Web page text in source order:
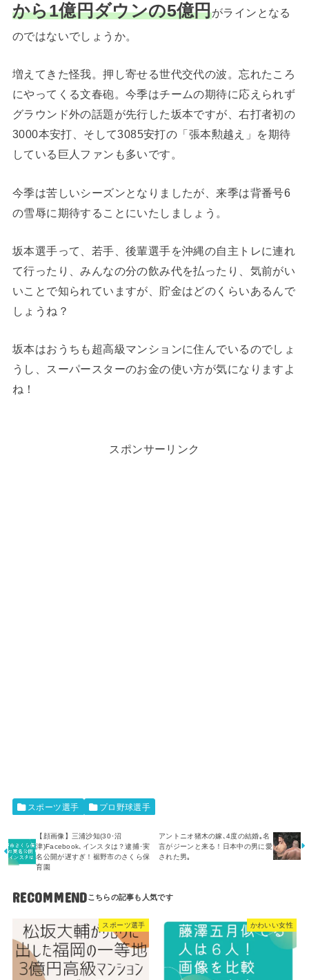
から1億円ダウンの5億円がラインとなる
のではないでしょうか。
増えてきた怪我。押し寄せる世代交代の波。忘れたころ
にやってくる文春砲。今季はチームの期待に応えられず
グラウンド外の話題が先行した坂本ですが、右打者初の
3000本安打、そして3085安打の「張本勲越え」を期待
している巨人ファンも多いです。
今季は苦しいシーズンとなりましたが、来季は背番号6
の雪辱に期待することにいたしましょう。
坂本選手って、若手、後輩選手を沖縄の自主トレに連れ
て行ったり、みんなの分の飲み代を払ったり、気前がい
いことで知られていますが、貯金はどのくらいあるんで
しょうね？
坂本はおうちも超高級マンションに住んでいるのでしょ
うし、スーパースターのお金の使い方が気になりますよ
ね！
スポンサーリンク
スポーツ選手 プロ野球選手
【顔画像】三浦沙知(30･沼
津)Facebook､インスタは？逮捕･実
名公開が遅すぎ！裾野市のさくら保
育園
アントニオ猪木の嫁､4度の結婚｡名
言がジーンと来る！日本中の男に愛
された男｡
RECOMMEND
スポーツ選手 かわいい女性